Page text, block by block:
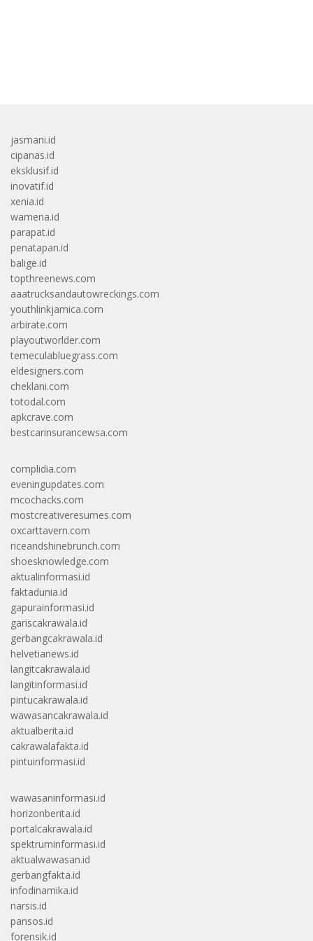
jasmani.id
cipanas.id
eksklusif.id
inovatif.id
xenia.id
wamena.id
parapat.id
penatapan.id
balige.id
topthreenews.com
aaatrucksandautowreckings.com
youthlinkjamica.com
arbirate.com
playoutworlder.com
temeculabluegrass.com
eldesigners.com
cheklani.com
totodal.com
apkcrave.com
bestcarinsurancewsa.com
complidia.com
eveningupdates.com
mcochacks.com
mostcreativeresumes.com
oxcarttavern.com
riceandshinebrunch.com
shoesknowledge.com
aktualinformasi.id
faktadunia.id
gapurainformasi.id
gariscakrawala.id
gerbangcakrawala.id
helvetianews.id
langitcakrawala.id
langitinformasi.id
pintucakrawala.id
wawasancakrawala.id
aktualberita.id
cakrawalafakta.id
pintuinformasi.id
wawasaninformasi.id
horizonberita.id
portalcakrawala.id
spektruminformasi.id
aktualwawasan.id
gerbangfakta.id
infodinamika.id
narsis.id
pansos.id
forensik.id